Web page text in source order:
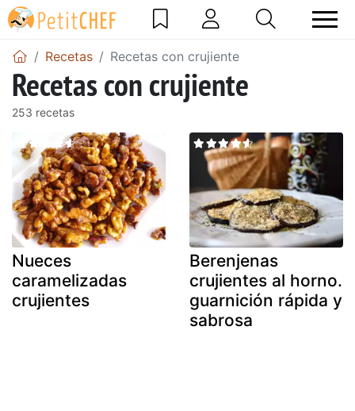
Recetas Recetas con crujiente
Recetas con crujiente
253 recetas
Nueces
caramelizadas
crujientes
Berenjenas
crujientes al horno.
guarnición rápida y
sabrosa